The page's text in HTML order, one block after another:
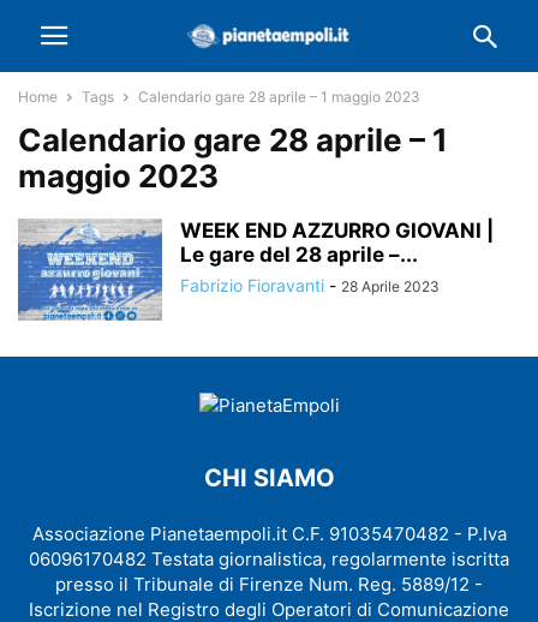
Home Tags Calendario gare 28 aprile – 1 maggio 2023
Calendario gare 28 aprile – 1
maggio 2023
WEEK END AZZURRO GIOVANI |
Le gare del 28 aprile –...
Fabrizio Fioravanti - 28 Aprile 2023
CHI SIAMO
Associazione Pianetaempoli.it C.F. 91035470482 - P.Iva
06096170482 Testata giornalistica, regolarmente iscritta
presso il Tribunale di Firenze Num. Reg. 5889/12 -
Iscrizione nel Registro degli Operatori di Comunicazione